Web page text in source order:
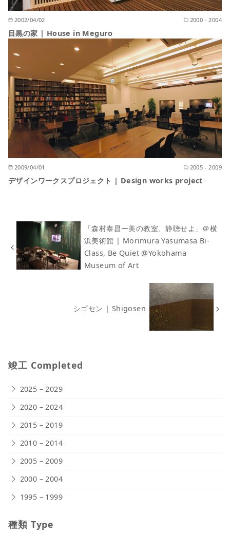
2002/04/02 2000 - 2004
目黒の家 | House in Meguro
2009/04/01 2005 - 2009
デザインワークスプロジェクト | Design works project
「森村泰昌ー美の教室、静聴せよ」＠横
浜美術館 | Morimura Yasumasa Bi-
Class, Be Quiet @Yokohama
Museum of Art
シゴセン | Shigosen
竣工 Completed
2025 – 2029
2020 – 2024
2015 – 2019
2010 – 2014
2005 – 2009
2000 – 2004
1995 – 1999
種類 Type